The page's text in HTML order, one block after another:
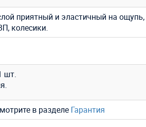
приятный и эластичный на ощупь,
колесики.
шт.
в разделе Гарантия